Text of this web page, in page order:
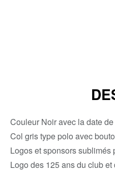
Couleur Noir avec la date
Col gris type polo avec
Logos et sponsors sublimés
Logo des 125 ans du club